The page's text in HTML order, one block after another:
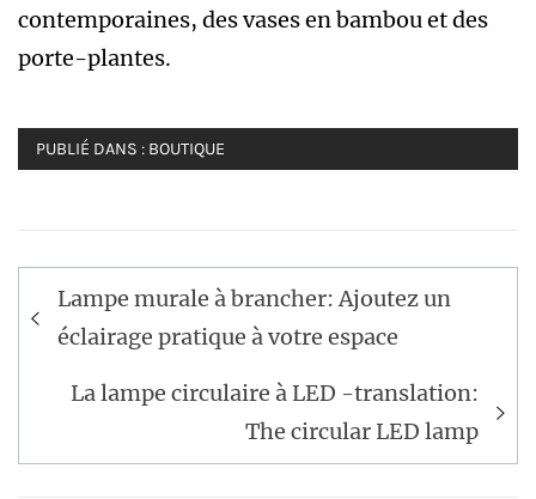
contemporaines, des vases en bambou et des
porte-plantes.
PUBLIÉ DANS : BOUTIQUE
Navigation
de
l’article
Lampe murale à brancher: Ajoutez un
éclairage pratique à votre espace
La lampe circulaire à LED -translation:
The circular LED lamp